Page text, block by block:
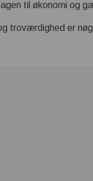
til økonomi og
troværdighed er